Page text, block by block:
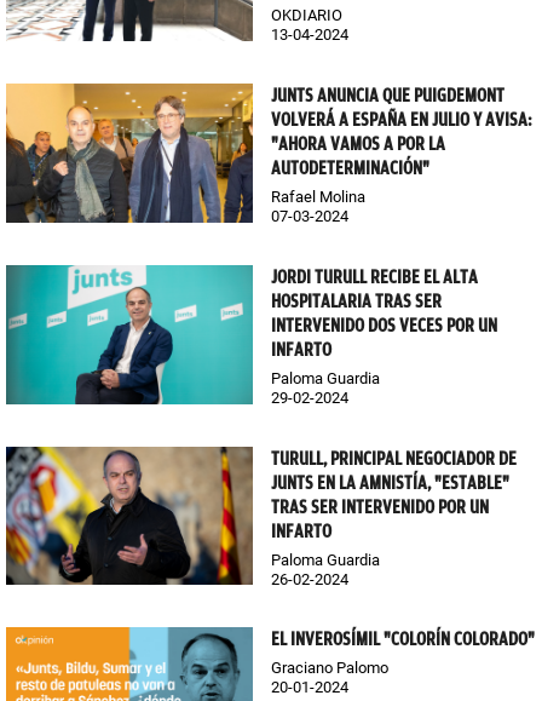
OKDIARIO
13-04-2024
JUNTS ANUNCIA QUE PUIGDEMONT
VOLVERÁ A ESPAÑA EN JULIO Y AVISA:
"AHORA VAMOS A POR LA
AUTODETERMINACIÓN"
Rafael Molina
07-03-2024
JORDI TURULL RECIBE EL ALTA
HOSPITALARIA TRAS SER
INTERVENIDO DOS VECES POR UN
INFARTO
Paloma Guardia
29-02-2024
TURULL, PRINCIPAL NEGOCIADOR DE
JUNTS EN LA AMNISTÍA, "ESTABLE"
TRAS SER INTERVENIDO POR UN
INFARTO
Paloma Guardia
26-02-2024
EL INVEROSÍMIL "COLORÍN COLORADO"
Graciano Palomo
20-01-2024